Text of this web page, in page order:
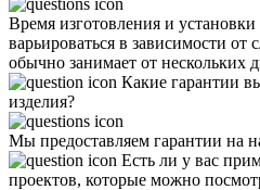
Время изготовления и
варьироваться в зависимости от
обычно занимает от нескольких
Какие гарантии
изделия?
Мы предоставляем гарантии на
Есть ли у вас
проектов, которые можно